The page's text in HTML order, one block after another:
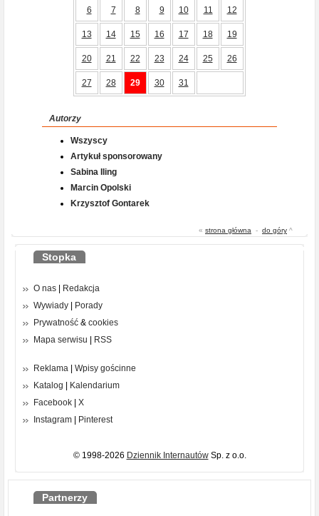
6 7 8 9 10 11 12
13 14 15 16 17 18 19
20 21 22 23 24 25 26
27 28 29 30 31
Autorzy
Wszyscy
Artykuł sponsorowany
Sabina Iling
Marcin Opolski
Krzysztof Gontarek
« strona główna - do góry ^
Stopka
O nas
Redakcja
Wywiady
Porady
Prywatność & cookies
Mapa serwisu
RSS
Reklama
Wpisy gościnne
Katalog
Kalendarium
Facebook
X
Instagram
Pinterest
© 1998-2026 Dziennik InternautówSp. z o.o.
Partnerzy